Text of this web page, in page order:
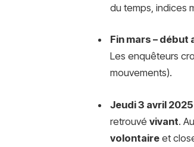
du temps, indices
Fin mars – début
Les enquêteurs
mouvements).
Jeudi 3 avril 2025
retrouvé vivant.
volontaireet